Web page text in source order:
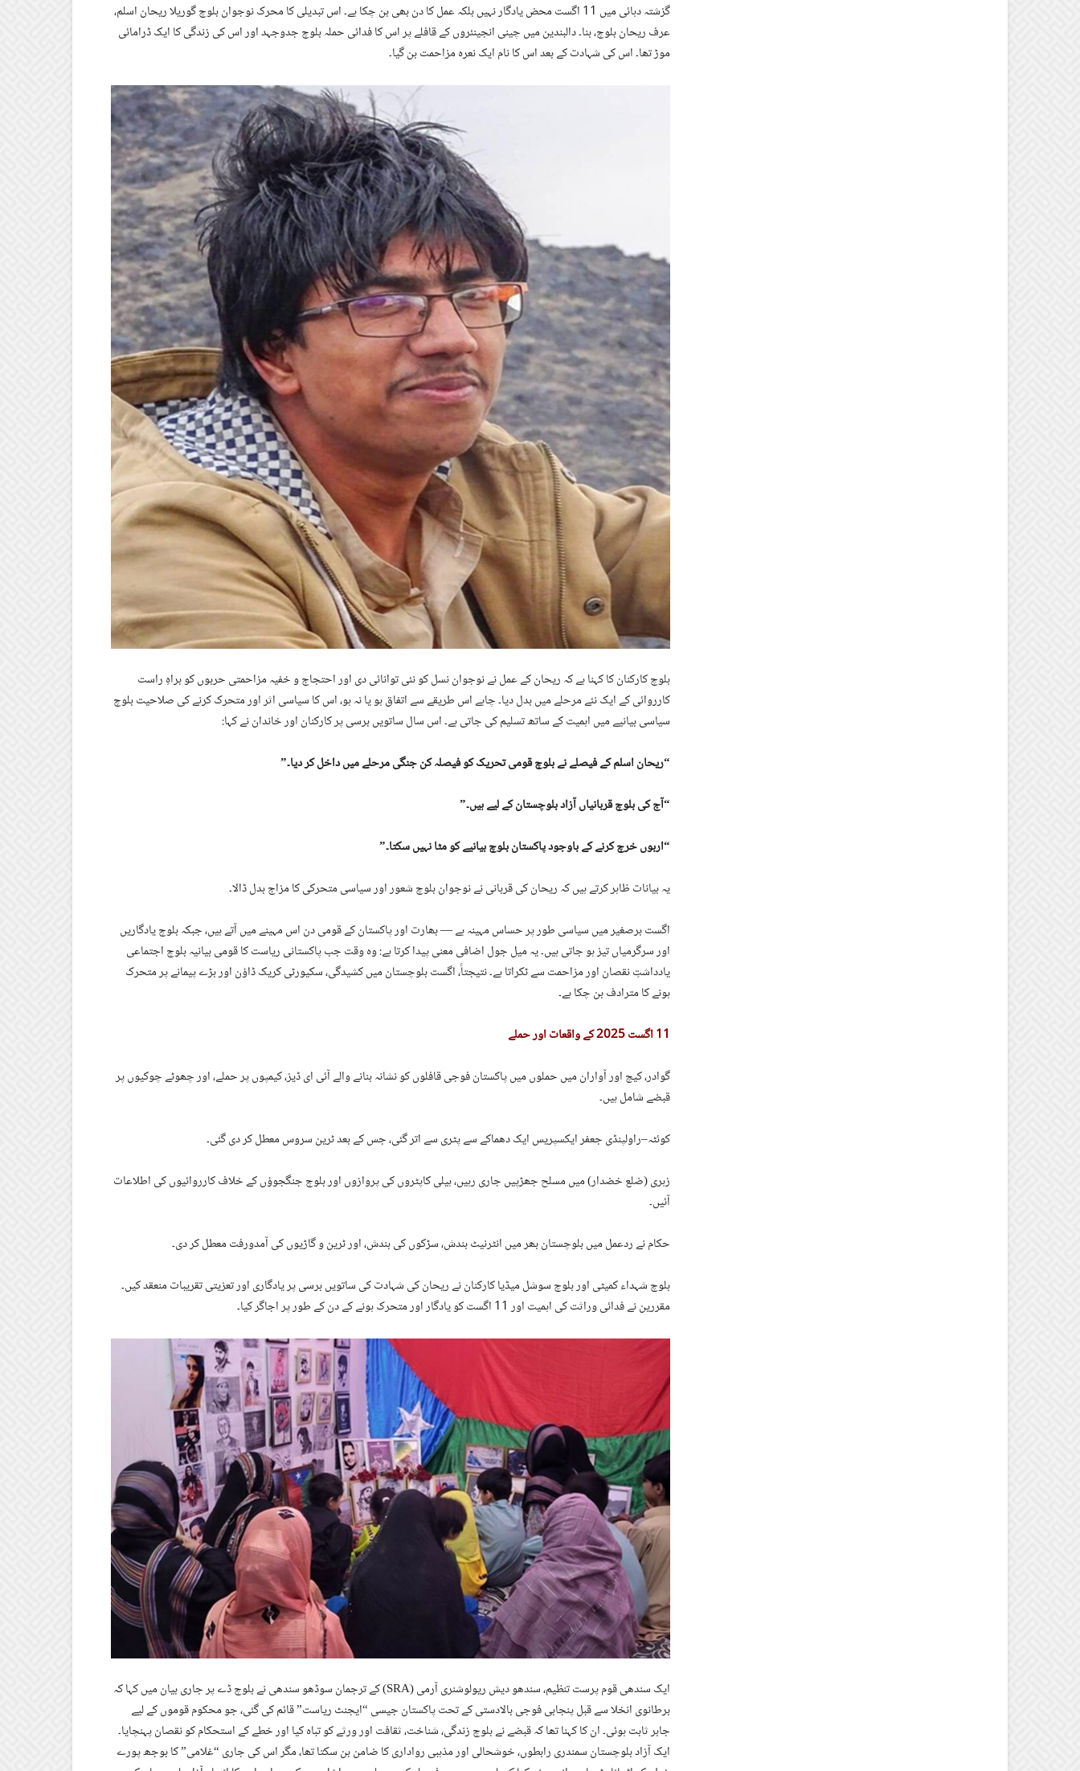
گزشتہ دہائی میں 11 اگست محض یادگار نہیں بلکہ عمل کا دن بھی بن چکا ہے۔ اس تبدیلی کا محرک نوجوان بلوچ گوریلا ریحان اسلم،
عرف ریحان بلوچ، بنا۔ دالبندین میں چینی انجینئروں کے قافلے پر اس کا فدائی حملہ بلوچ جدوجہد اور اس کی زندگی کا ایک ڈرامائی
موڑ تھا۔ اس کی شہادت کے بعد اس کا نام ایک نعرہ مزاحمت بن گیا۔
بلوچ کارکنان کا کہنا ہے کہ ریحان کے عمل نے نوجوان نسل کو نئی توانائی دی اور احتجاج و خفیہ مزاحمتی حربوں کو براہِ راست
کارروائی کے ایک نئے مرحلے میں بدل دیا۔ چاہے اس طریقے سے اتفاق ہو یا نہ ہو، اس کا سیاسی اثر اور متحرک کرنے کی صلاحیت بلوچ
سیاسی بیانیے میں اہمیت کے ساتھ تسلیم کی جاتی ہے۔ اس سال ساتویں برسی پر کارکنان اور خاندان نے کہا:
“ریحان اسلم کے فیصلے نے بلوچ قومی تحریک کو فیصلہ کن جنگی مرحلے میں داخل کر دیا۔”
“آج کی بلوچ قربانیاں آزاد بلوچستان کے لیے ہیں۔”
“اربوں خرچ کرنے کے باوجود پاکستان بلوچ بیانیے کو مٹا نہیں سکتا۔”
یہ بیانات ظاہر کرتے ہیں کہ ریحان کی قربانی نے نوجوان بلوچ شعور اور سیاسی متحرکی کا مزاج بدل ڈالا۔
اگست برصغیر میں سیاسی طور پر حساس مہینہ ہے — بھارت اور پاکستان کے قومی دن اس مہینے میں آتے ہیں، جبکہ بلوچ یادگاریں
اور سرگرمیاں تیز ہو جاتی ہیں۔ یہ میل جول اضافی معنی پیدا کرتا ہے: وہ وقت جب پاکستانی ریاست کا قومی بیانیہ بلوچ اجتماعی
یادداشتِ نقصان اور مزاحمت سے ٹکراتا ہے۔ نتیجتاً، اگست بلوچستان میں کشیدگی، سکیورٹی کریک ڈاؤن اور بڑے پیمانے پر متحرک
ہونے کا مترادف بن چکا ہے۔
11اگست 2025 کے واقعات اور حملے
گوادر، کیچ اور آواران میں حملوں میں پاکستان فوجی قافلوں کو نشانہ بنانے والے آئی ای ڈیز، کیمپوں پر حملے، اور چھوٹے چوکیوں پر
قبضے شامل ہیں۔
کوئٹہ–راولپنڈی جعفر ایکسپریس ایک دھماکے سے پٹری سے اتر گئی، جس کے بعد ٹرین سروس معطل کر دی گئی۔
زہری (ضلع خضدار) میں مسلح جھڑپیں جاری رہیں، ہیلی کاپٹروں کی پروازوں اور بلوچ جنگجوؤں کے خلاف کارروائیوں کی اطلاعات
آئیں۔
حکام نے ردعمل میں بلوچستان بھر میں انٹرنیٹ بندش، سڑکوں کی بندش، اور ٹرین و گاڑیوں کی آمدورفت معطل کر دی۔
بلوچ شہداء کمیٹی اور بلوچ سوشل میڈیا کارکنان نے ریحان کی شہادت کی ساتویں برسی پر یادگاری اور تعزیتی تقریبات منعقد کیں۔
مقررین نے فدائی وراثت کی اہمیت اور 11 اگست کو یادگار اور متحرک ہونے کے دن کے طور پر اجاگر کیا۔
ایک سندھی قوم پرست تنظیم، سندھو دیش ریولوشنری آرمی (SRA) کے ترجمان سوڈھو سندھی نے بلوچ ڈے پر جاری بیان میں کہا کہ
برطانوی انخلا سے قبل پنجابی فوجی بالادستی کے تحت پاکستان جیسی “ایجنٹ ریاست” قائم کی گئی، جو محکوم قوموں کے لیے
جابر ثابت ہوئی۔ ان کا کہنا تھا کہ قبضے نے بلوچ زندگی، شناخت، ثقافت اور ورثے کو تباہ کیا اور خطے کے استحکام کو نقصان پہنچایا۔
ایک آزاد بلوچستان سمندری رابطوں، خوشحالی اور مذہبی رواداری کا ضامن بن سکتا تھا، مگر اس کی جاری “غلامی” کا بوجھ پورے